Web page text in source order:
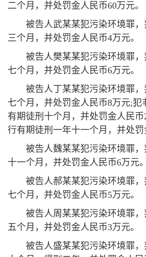
二个月，并处罚金人民币60万元。
被告人武某某犯污染环境罪
三个月，并处罚金人民币4万元。
被告人樊某某犯污染环境罪
七个月，并处罚金人民币6万元。
被告人丁某某犯污染环境罪
七个月，并处罚金人民币8万元;犯
有期徒刑十个月，并处罚金人民
行有期徒刑一年十一个月，并处罚
被告人魏某某犯污染环境罪
十一个月，并处罚金人民币6万元。
被告人郝某某犯污染环境罪
七个月，并处罚金人民币5万元。
被告人周某某犯污染环境罪
五个月，并处罚金人民币3万元。
被告人盛某某犯污染环境罪